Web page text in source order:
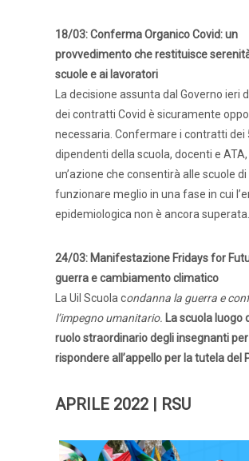
18/03: Conferma Organico Covid: un
provvedimento che restituisce
scuole e ai lavoratori
La decisione assunta dal Governo ieri
dei contratti Covid è sicuramente
necessaria. Confermare i contratti dei
dipendenti della scuola, docenti e ATA,
un’azione che consentirà alle scuole di
funzionare meglio in una fase in cui
epidemiologica non è ancora superata.
24/03: Manifestazione Fridays for
guerra e cambiamento climatico
La Uil Scuola condanna la guerra e
l’impegno umanitario. La scuola luogo
ruolo straordinario degli insegnanti per
rispondere all’appello per la tutela del
APRILE 2022 | RSU